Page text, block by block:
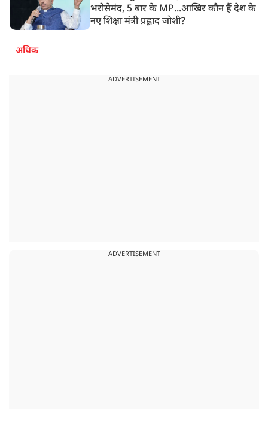
भरोसेमंद, 5 बार के MP...आखिर कौन हैं देश के
नए शिक्षा मंत्री प्रह्लाद जोशी?
अधिक
ADVERTISEMENT
ADVERTISEMENT